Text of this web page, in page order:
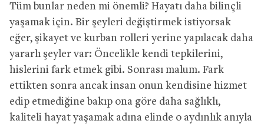
Tüm bunlar neden mi önemli? Hayatı daha bilinçli
yaşamak için. Bir şeyleri değiştirmek istiyorsak
eğer, şikayet ve kurban rolleri yerine yapılacak daha
yararlı şeyler var: Öncelikle kendi tepkilerini,
hislerini fark etmek gibi. Sonrası malum. Fark
ettikten sonra ancak insan onun kendisine hizmet
edip etmediğine bakıp ona göre daha sağlıklı,
kaliteli hayat yaşamak adına elinde o aydınlık anıyla